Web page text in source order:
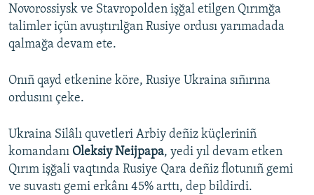
Novorossiysk ve Stavropolden işğal etilgen Qırımğa
talimler içün avuştırılğan Rusiye ordusı yarımadada
qalmağa devam ete.
Onıñ qayd etkenine köre, Rusiye Ukraina sıñırına
ordusını çeke.
Ukraina Silâlı quvetleri Arbiy deñiz küçleriniñ
komandanı Oleksiy Neijpapa, yedi yıl devam etken
Qırım işğali vaqtında Rusiye Qara deñiz flotunıñ gemi
ve suvastı gemi erkânı 45% arttı, dep bildirdi.